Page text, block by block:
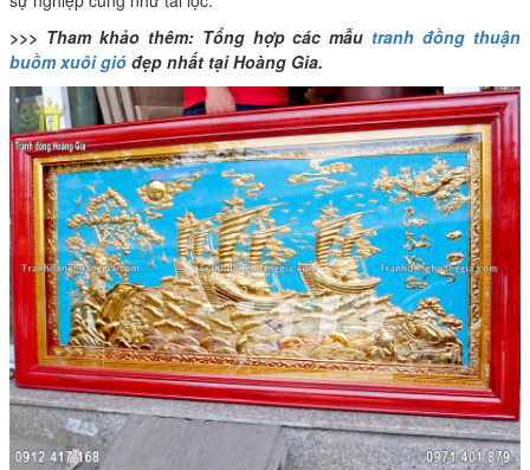
>>> Tham khảo thêm: Tổng hợp các mẫu tranh đồng thuận
buồm xuôi gió đẹp nhất tại Hoàng Gia.